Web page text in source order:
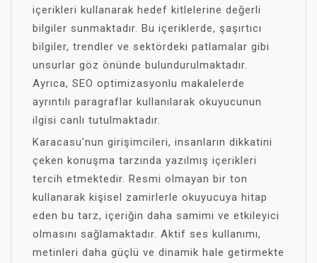
içerikleri kullanarak hedef kitlelerine değerli
bilgiler sunmaktadır. Bu içeriklerde, şaşırtıcı
bilgiler, trendler ve sektördeki patlamalar gibi
unsurlar göz önünde bulundurulmaktadır.
Ayrıca, SEO optimizasyonlu makalelerde
ayrıntılı paragraflar kullanılarak okuyucunun
ilgisi canlı tutulmaktadır.
Karacasu'nun girişimcileri, insanların dikkatini
çeken konuşma tarzında yazılmış içerikleri
tercih etmektedir. Resmi olmayan bir ton
kullanarak kişisel zamirlerle okuyucuya hitap
eden bu tarz, içeriğin daha samimi ve etkileyici
olmasını sağlamaktadır. Aktif ses kullanımı,
metinleri daha güçlü ve dinamik hale getirmekte